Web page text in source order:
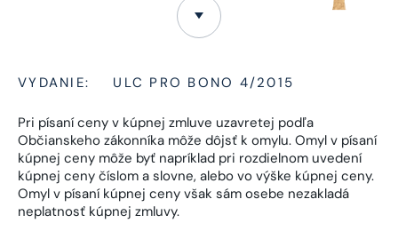
VYDANIE: ULC PRO BONO 4/2015
Pri písaní ceny v kúpnej zmluve uzavretej podľa
Občianskeho zákonníka môže dôjsť k omylu. Omyl v písaní
kúpnej ceny môže byť napríklad pri rozdielnom uvedení
kúpnej ceny číslom a slovne, alebo vo výške kúpnej ceny.
Omyl v písaní kúpnej ceny však sám osebe nezakladá
neplatnosť kúpnej zmluvy.